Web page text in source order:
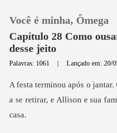
Loja
Você é minha, Ômega
Capítulo 28 Como
desse jeito
Palavras: 1061 |Lançado em: 20/
a se retirar, e Allison